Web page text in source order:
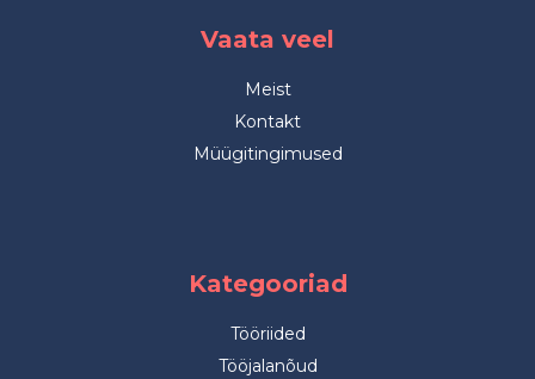
Vaata veel
Meist
Kontakt
Müügitingimused
Kategooriad
Tööriided
Tööjalanõud